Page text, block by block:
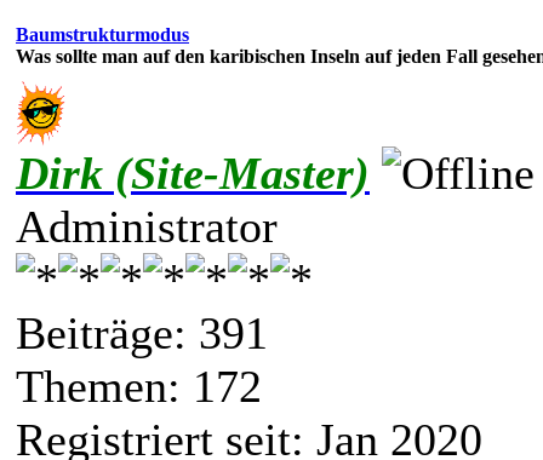
Baumstrukturmodus
Was sollte man auf den karibischen Inseln auf jeden Fall
Dirk (Site-Master)
Administrator
Beiträge: 391
Themen: 172
Registriert seit: Jan 2020